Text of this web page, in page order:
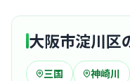
大阪市淀川区
三国 神崎川